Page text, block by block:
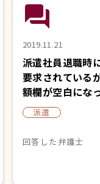
question_answer
2019.11.21
派遣社員退職時
要求されている
額欄が空白にな
派遣
回答した弁護士